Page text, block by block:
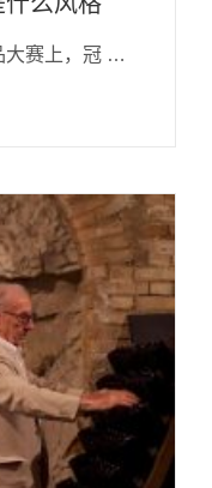
大赛上，冠 …